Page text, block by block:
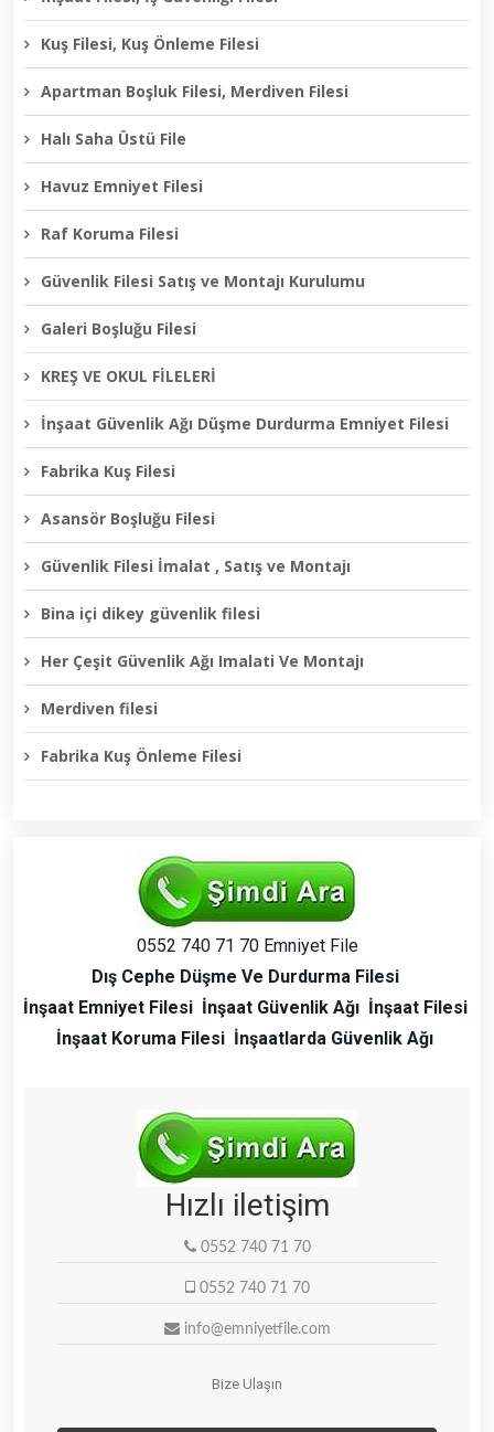
Kuş Filesi, Kuş Önleme Filesi
Apartman Boşluk Filesi, Merdiven Filesi
Halı Saha Üstü File
Havuz Emniyet Filesi
Raf Koruma Filesi
Güvenlik Filesi Satış ve Montajı Kurulumu
Galeri Boşluğu Filesi
KREŞ VE OKUL FİLELERİ
İnşaat Güvenlik Ağı Düşme Durdurma Emniyet Filesi
Fabrika Kuş Filesi
Asansör Boşluğu Filesi
Güvenlik Filesi İmalat , Satış ve Montajı
Bina içi dikey güvenlik filesi
Her Çeşit Güvenlik Ağı Imalati Ve Montajı
Merdiven filesi
Fabrika Kuş Önleme Filesi
0552 740 71 70 Emniyet File
Dış Cephe Düşme Ve Durdurma Filesi
İnşaat Emniyet Filesi İnşaat Güvenlik Ağı İnşaat Filesi
İnşaat Koruma Filesi İnşaatlarda Güvenlik Ağı
Hızlı iletişim
0552 740 71 70
0552 740 71 70
info@emniyetfile.com
Bize Ulaşın